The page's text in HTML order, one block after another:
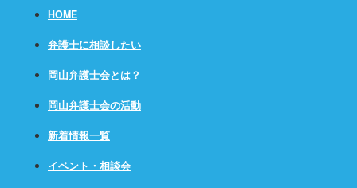
HOME
弁護士に相談したい
岡山弁護士会とは？
岡山弁護士会の活動
新着情報一覧
イベント・相談会